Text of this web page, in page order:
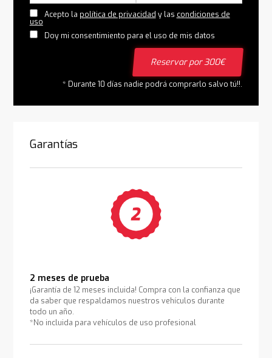
Acepto la política de privacidad y las condiciones de
uso
Doy mi consentimiento para el uso de mis datos
Reservar por 300€
* Durante 10 días nadie podrá comprarlo salvo tú!!.
Garantías
2 meses de prueba
¡Garantía de 12 meses incluida! Compra con la confianza que
da saber que respaldamos nuestros vehículos durante
todo un año.
*No incluida para vehículos de uso profesional